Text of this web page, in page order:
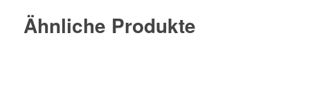
Ähnliche Produkte